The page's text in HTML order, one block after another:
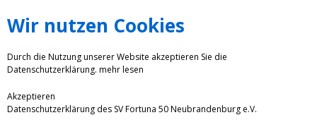
Wir nutzen Cookies
Durch die Nutzung unserer Website akzeptieren Sie die
Datenschutzerklärung. mehr lesen
Akzeptieren
Datenschutzerklärung des SV Fortuna 50 Neubrandenburg e.V.